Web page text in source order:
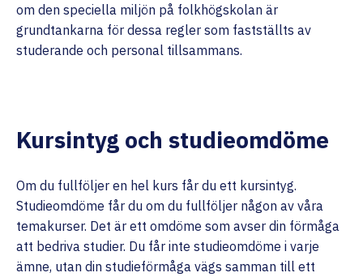
om den speciella miljön på folkhögskolan är
grundtankarna för dessa regler som fastställts av
studerande och personal tillsammans.
Kursintyg och studieomdöme
Om du fullföljer en hel kurs får du ett kursintyg.
Studieomdöme får du om du fullföljer någon av våra
temakurser. Det är ett omdöme som avser din förmåga
att bedriva studier. Du får inte studieomdöme i varje
ämne, utan din studieförmåga vägs samman till ett